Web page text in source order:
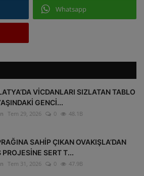
Whatsapp
VİCDANLARI SIZLATAN TABLO
GENCİ...
Tem 29, 2026 0 48.1B
SAHİP ÇIKAN OVAKIŞLA’DAN
PROJESİNE SERT T...
Tem 31, 2026 0 47.9B